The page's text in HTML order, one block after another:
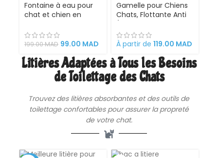
VENDU
Fontaine à eau pour
chat et chien en
199.00MAD 99.00 MAD
CHAUD
Gamelle pour Chiens
Chats, Flottante Anti
Protection des oreilles
et de la barbe
étouffement Base
antidérapante
Adaptée aux
À partir de 119.00 MAD
Litières Adaptées à Tous les Besoins
de Toilettage des Chats
Trouvez des litièresabsorbantes et des outils de
toilettage confortables pour assurer la propreté
de votre chat.